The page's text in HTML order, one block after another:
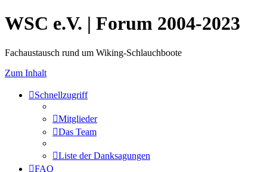
WSC e.V. | Forum 2004-2023
Fachaustausch rund um Wiking-Schlauchboote
Zum Inhalt
Schnellzugriff
Mitglieder
Das Team
Liste der Danksagungen
FAQ